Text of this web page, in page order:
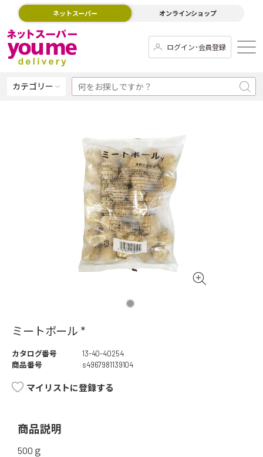
ネットスーパー オンラインショップ
ログイン･会員登録
カテゴリー
ミートボール *
カタログ番号
13-40-40254
商品番号
s4967981139104
マイリストに登録する
商品説明
500ｇ